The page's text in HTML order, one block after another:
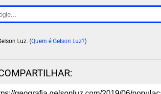
Luz. (Quem é Gelson Luz?)